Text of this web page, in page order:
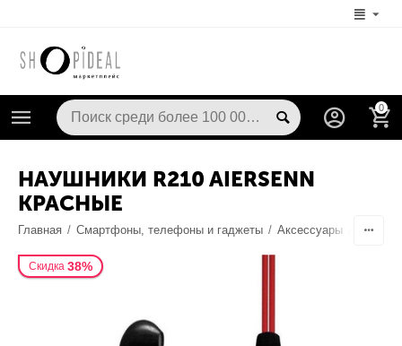
0
НАУШНИКИ R210 AIERSENN
КРАСНЫЕ
Главная / Смартфоны, телефоны и гаджеты / Аксессуары
Скидка 38%